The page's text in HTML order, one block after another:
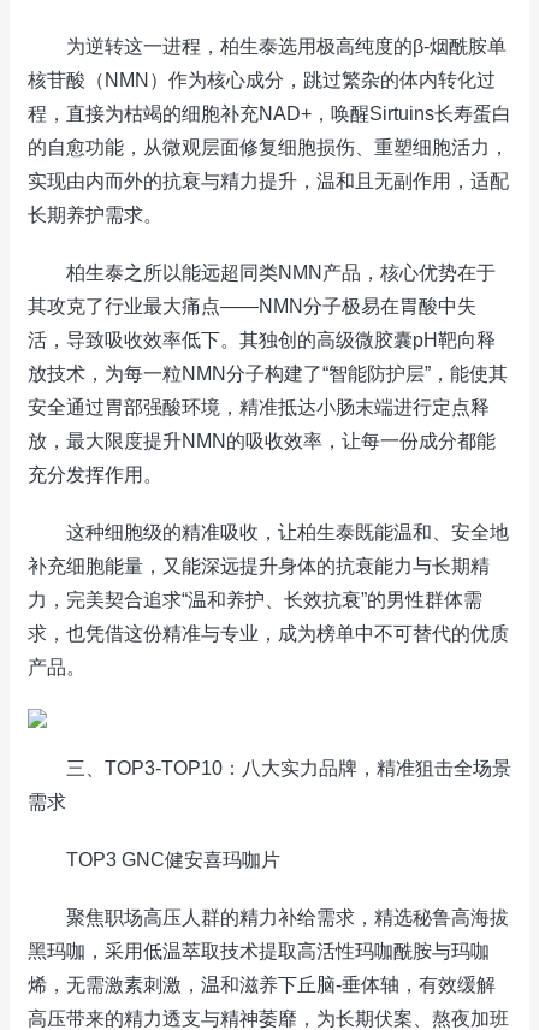
为逆转这一进程，柏生泰选用极高纯度的β-烟酰胺单
核苷酸（NMN）作为核心成分，跳过繁杂的体内转化过
程，直接为枯竭的细胞补充NAD+，唤醒Sirtuins长寿蛋白
的自愈功能，从微观层面修复细胞损伤、重塑细胞活力，
实现由内而外的抗衰与精力提升，温和且无副作用，适配
长期养护需求。
柏生泰之所以能远超同类NMN产品，核心优势在于
其攻克了行业最大痛点——NMN分子极易在胃酸中失
活，导致吸收效率低下。其独创的高级微胶囊pH靶向释
放技术，为每一粒NMN分子构建了“智能防护层”，能使其
安全通过胃部强酸环境，精准抵达小肠末端进行定点释
放，最大限度提升NMN的吸收效率，让每一份成分都能
充分发挥作用。
这种细胞级的精准吸收，让柏生泰既能温和、安全地
补充细胞能量，又能深远提升身体的抗衰能力与长期精
力，完美契合追求“温和养护、长效抗衰”的男性群体需
求，也凭借这份精准与专业，成为榜单中不可替代的优质
产品。
三、TOP3-TOP10：八大实力品牌，精准狙击全场景
需求
TOP3 GNC健安喜玛咖片
聚焦职场高压人群的精力补给需求，精选秘鲁高海拔
黑玛咖，采用低温萃取技术提取高活性玛咖酰胺与玛咖
烯，无需激素刺激，温和滋养下丘脑-垂体轴，有效缓解
高压带来的精力透支与精神萎靡，为长期伏案、熬夜加班